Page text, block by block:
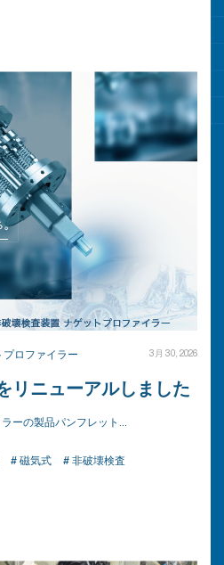
プロファイラー 3月 30, 2026
リニューアルしました
ーの製品パンフレット…
# 磁気式
# 非破壊検査